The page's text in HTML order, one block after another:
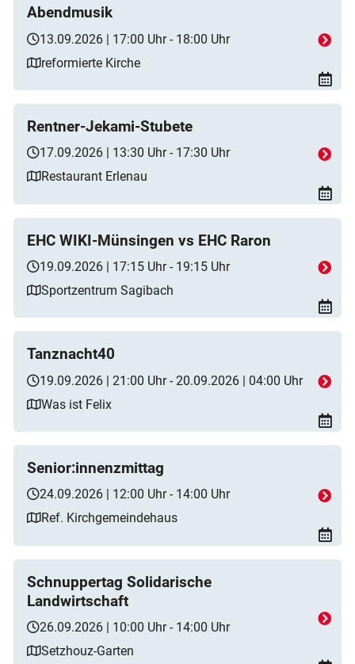
Abendmusik
13.09.2026 | 17:00 Uhr - 18:00 Uhr
reformierte Kirche
Rentner-Jekami-Stubete
17.09.2026 | 13:30 Uhr - 17:30 Uhr
Restaurant Erlenau
EHC WIKI-Münsingen vs EHC Raron
19.09.2026 | 17:15 Uhr - 19:15 Uhr
Sportzentrum Sagibach
Tanznacht40
19.09.2026 | 21:00 Uhr - 20.09.2026 | 04:00 Uhr
Was ist Felix
Senior:innenzmittag
24.09.2026 | 12:00 Uhr - 14:00 Uhr
Ref. Kirchgemeindehaus
Schnuppertag Solidarische
Landwirtschaft
26.09.2026 | 10:00 Uhr - 14:00 Uhr
Setzhouz-Garten